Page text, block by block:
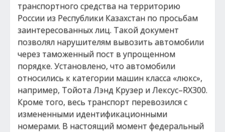
транспортного средства на территорию
России из Республики Казахстан по просьбам
заинтересованных лиц. Такой документ
позволял нарушителям вывозить автомобили
через таможенный пост в упрощенном
порядке. Установлено, что автомобили
относились к категории машин класса «люкс»,
например, Тойота Лэнд Крузер и Лексус–RX300.
Кроме того, весь транспорт перевозился с
измененными идентификационными
номерами. В настоящий момент федеральный